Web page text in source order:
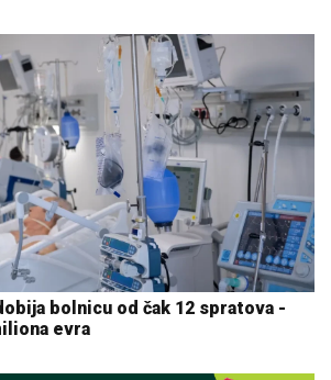
bolnicu od čak 12 spratova -
evra